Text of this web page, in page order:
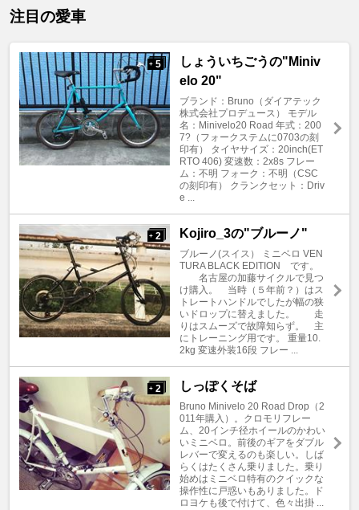
注目の愛車
+ 5
しょういちごうの"Miniv
elo 20"
ブランド：Bruno（ダイアテック
株式会社プロデュース） モデル
名：Minivelo20 Road 年式：200
7?（フォークステムに0703の刻
印有） タイヤサイズ：20inch(ET
RTO 406) 変速数：2x8s フレー
ム：不明 フォーク：不明（CSC
の刻印有） クランクセット：Driv
e ...
+ 2 Kojiro_3の"ブルーノ"
ブルーノ(スイス） ミニベロ VEN
TURA BLACK EDITION です。
名古屋の加藤サイクルで見つ
け購入。 当時（５年前？）はス
トレートハンドルでしたが幅の狭
いドロップに替えました。 走
りはスムーズで故障知らず。 主
にトレーニング用です。 重量10.
2kg 変速外装16段 フレー ...
+ 2 しっぽくそば
Bruno Minivelo 20 Road Drop（2
011年購入）。クロモリフレー
ム、20インチ径ホイールのかわい
いミニベロ。前後のギアをダブル
レバーで変えるのも楽しい。しば
らくはたくさん乗りました。乗り
始めはミニベロ特有のクイックな
操作性に戸惑いもありました。ド
ロヨケも後で付けて、色々出掛 ...